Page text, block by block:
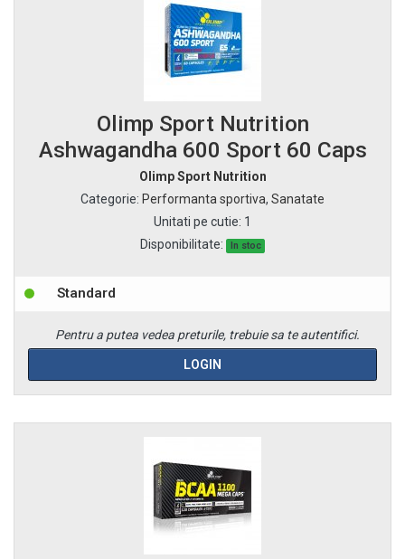
Olimp Sport Nutrition
Ashwagandha 600 Sport 60 Caps
Olimp Sport Nutrition
Categorie: Performanta sportiva, Sanatate
Unitati pe cutie: 1
Disponibilitate:
In stoc
Standard
Pentru a putea vedea preturile, trebuie sa te autentifici.
LOGIN